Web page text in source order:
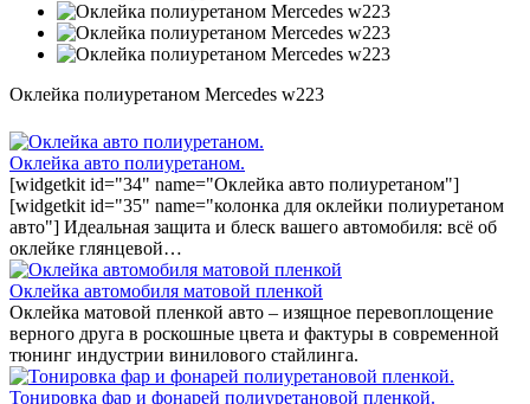
Оклейка полиуретаном Mercedes w223
Оклейка авто полиуретаном.
[widgetkit id="34" name="Оклейка авто полиуретаном"]
[widgetkit id="35" name="колонка для оклейки полиуретаном
авто"] Идеальная защита и блеск вашего автомобиля: всё об
оклейке глянцевой…
Оклейка автомобиля матовой пленкой
Оклейка матовой пленкой авто – изящное перевоплощение
верного друга в роскошные цвета и фактуры в современной
тюнинг индустрии винилового стайлинга.
Тонировка фар и фонарей полиуретановой пленкой.